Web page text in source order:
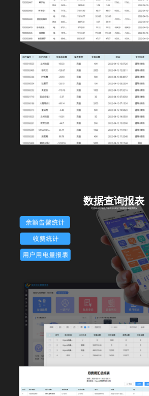
数据查询报表
可查询各区域用户年/月/日/时的用能数据及缴费情况